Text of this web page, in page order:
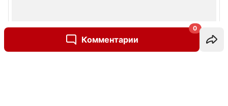
Комментарии
0